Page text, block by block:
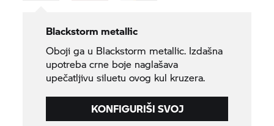
Blackstorm metallic
Oboji ga u Blackstorm metallic. Izdašna
upotreba crne boje naglašava
upečatljivu siluetu ovog kul kruzera.
KONFIGURIŠI SVOJ